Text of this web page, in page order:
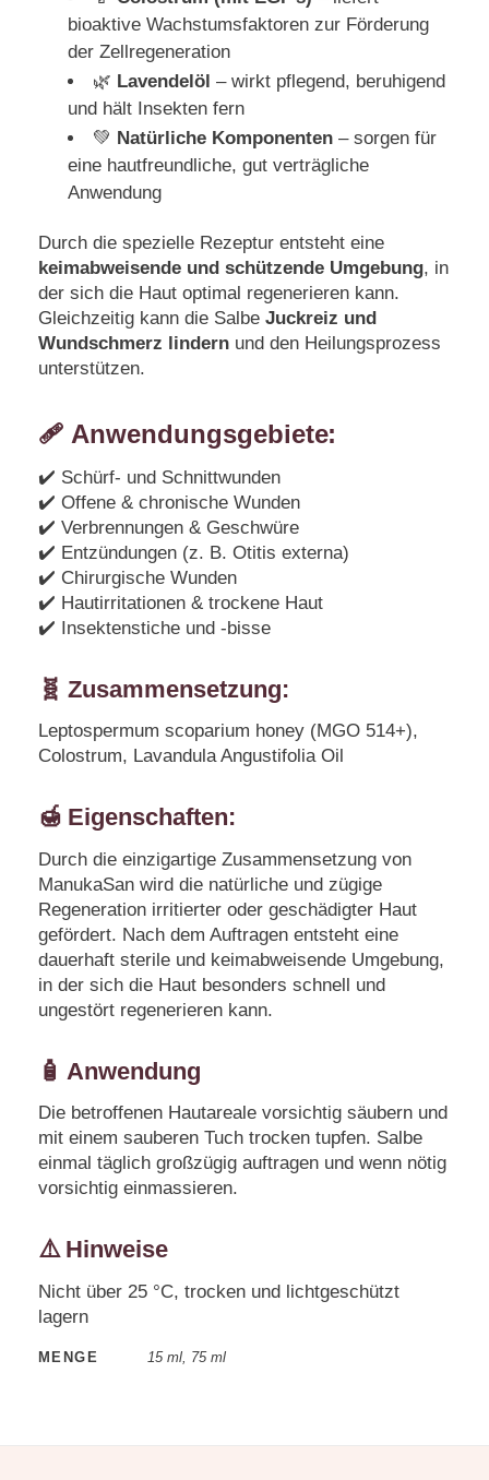
bioaktive Wachstumsfaktoren zur Förderung
der Zellregeneration
🌿 Lavendelöl – wirkt pflegend, beruhigend
und hält Insekten fern
💚 Natürliche Komponenten– sorgen für
eine hautfreundliche, gut verträgliche
Anwendung
Durch die spezielle Rezeptur entsteht eine
keimabweisende und schützende Umgebung, in
der sich die Haut optimal regenerieren kann.
Gleichzeitig kann die Salbe Juckreiz und
Wundschmerz lindernund den Heilungsprozess
unterstützen.
🩹Anwendungsgebiete:
✔️ Schürf- und Schnittwunden
✔️ Offene & chronische Wunden
✔️ Verbrennungen & Geschwüre
✔️ Entzündungen (z. B. Otitis externa)
✔️ Chirurgische Wunden
✔️ Hautirritationen & trockene Haut
✔️ Insektenstiche und -bisse
🧬 Zusammensetzung:
Leptospermum scoparium honey (MGO 514+),
Colostrum, Lavandula Angustifolia Oil
🍯 Eigenschaften:
Durch die einzigartige Zusammensetzung von
ManukaSan wird die natürliche und zügige
Regeneration irritierter oder geschädigter Haut
gefördert. Nach dem Auftragen entsteht eine
dauerhaft sterile und keimabweisende Umgebung,
in der sich die Haut besonders schnell und
ungestört regenerieren kann.
🧴 Anwendung
Die betroffenen Hautareale vorsichtig säubern und
mit einem sauberen Tuch trocken tupfen. Salbe
einmal täglich großzügig auftragen und wenn nötig
vorsichtig einmassieren.
⚠️ Hinweise
Nicht über 25 °C, trocken und lichtgeschützt
lagern
MENGE 15 ml, 75 ml